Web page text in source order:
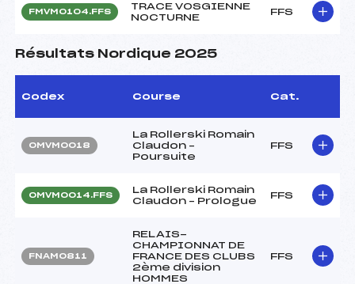
FMVM0104.FFS
TRACE VOSGIENNE
NOCTURNE
FFS
Résultats Nordique 2025
Codex Course Cat.
OMVM0018
La Rollerski Romain
Claudon –
Poursuite
FFS
OMVM0014.FFS
La Rollerski Romain
Claudon – Prologue
FFS
FNAM0811
RELAIS-
CHAMPIONNAT DE
FRANCE DES CLUBS
2ème division
HOMMES
FFS